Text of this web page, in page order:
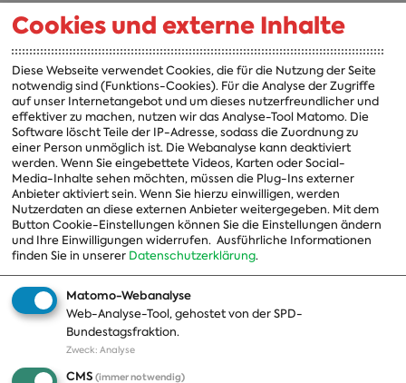
A-Z
Fraktion
Vorsitzender
Vorstand
Arbeitsgruppen
Ausschussvorsitzende
Beauftragte
Landesgruppen
Organisation
Themen Presse
Cookies und externe Inhalte
Diese Webseite verwendet Cookies, die für die Nutzung der Seite
notwendig sind (Funktions-Cookies). Für die Analyse der Zugriffe
auf unser Internetangebot und um dieses nutzerfreundlicher und
effektiver zu machen, nutzen wir das Analyse-Tool Matomo. Die
Software löscht Teile der IP-Adresse, sodass die Zuordnung zu
einer Person unmöglich ist. Die Webanalyse kann deaktiviert
werden. Wenn Sie eingebettete Videos, Karten oder Social-
Media-Inhalte sehen möchten, müssen die Plug-Ins externer
Anbieter aktiviert sein. Wenn Sie hierzu einwilligen, werden
Nutzerdaten an diese externen Anbieter weitergegeben. Mit dem
Button Cookie-Einstellungen können Sie die Einstellungen ändern
und Ihre Einwilligungen widerrufen. Ausführliche Informationen
finden Sie in unserer Datenschutzerklärung.
Matomo-Webanalyse
Web-Analyse-Tool, gehostet von der SPD-
Bundestagsfraktion.
Zweck: Analyse
CMS (immer notwendig)